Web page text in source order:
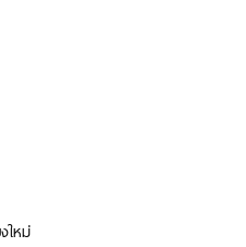
ใหม่